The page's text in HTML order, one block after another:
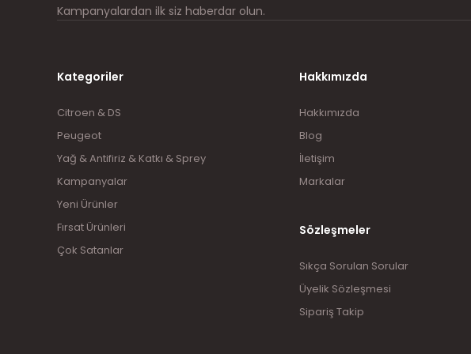
Kampanyalardan ilk siz haberdar olun.
Kategoriler
Citroen & DS
Peugeot
Yağ & Antifiriz & Katkı & Sprey
Kampanyalar
Yeni Ürünler
Fırsat Ürünleri
Çok Satanlar
Hakkımızda
Hakkımızda
Blog
İletişim
Markalar
Sözleşmeler
Sıkça Sorulan Sorular
Üyelik Sözleşmesi
Sipariş Takip